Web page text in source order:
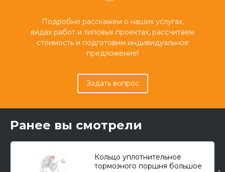
Подробно расскажем о наших услугах,
видах работ и типовых проектах, рассчитаем
стоимость и подготовим индивидуальное
предложение!
Задать вопрос
Ранее вы смотрели
Кольцо уплотнительное
тормозного поршня большое